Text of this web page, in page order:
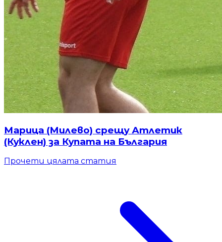
Марица (Милево) срещу Атлетик
(Куклен) за Купата на България
Прочети цялата статия